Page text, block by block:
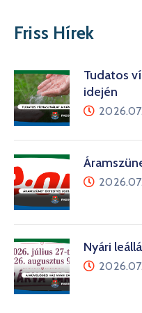
Friss Hírek
Tudatos
idején
Nyári